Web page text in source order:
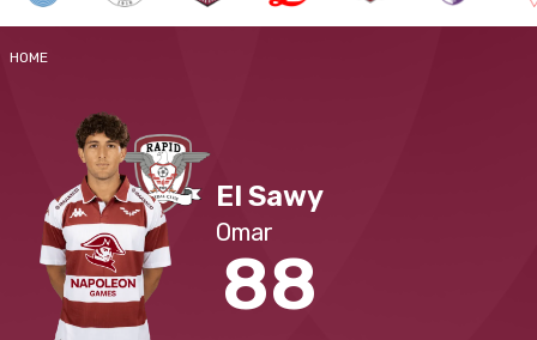
HOME
88
El Sawy
Omar